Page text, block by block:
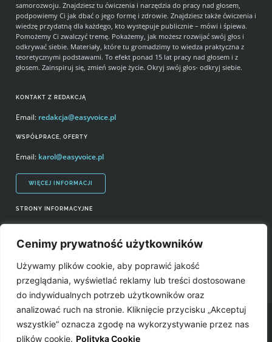
Cenimy prywatność użytkowników
Używamy plików cookie, aby poprawić jakość
przeglądania, wyświetlać reklamy lub treści dostosowane
do indywidualnych potrzeb użytkowników oraz
analizować ruch na stronie. Kliknięcie przycisku „Akceptuj
wszystkie” oznacza zgodę na wykorzystywanie przez nas
plików cookie. Polityka Cookie
STRONY INFORMACYJNE
Prawa autorskie i wykorzystywanie treści serwisu
Źródła
KONTAKT Z REDAKCJĄ
Email: redakcja@easyvoice.pl
WSPÓŁPRACE, OFERTY
Email: karol@easyvoice.pl
WIĘCEJ INFORMACJI
samorozwoju. Znajdziesz tu ćwiczenia i narzędzia do pracy nad głosem,
podpowiemy Ci jak dbać o jego formę i zdrowie. Znajdziesz także ćwiczenia i
wiedzę przydatną dla każdego, kto występuje publicznie – mówi i śpiewa.
Pomożemy Ci zwalczyć tremę. Pokażemy, jak możesz rozwijać swój głos i
odkrywać siebie. Materiały, które tu gromadzimy to wiedza praktyczna z
teoretycznymi podstawami. To efekt ponad 15 lat pracy nad głosem i z
głosem. Zainspiruj się, zmień swoje życie. Okryj swój głos- odkryj siebie.
Easyvoice.pl © 2006-2022. Wszystkie prawa zastrzeżone. Stronę zrobiły: